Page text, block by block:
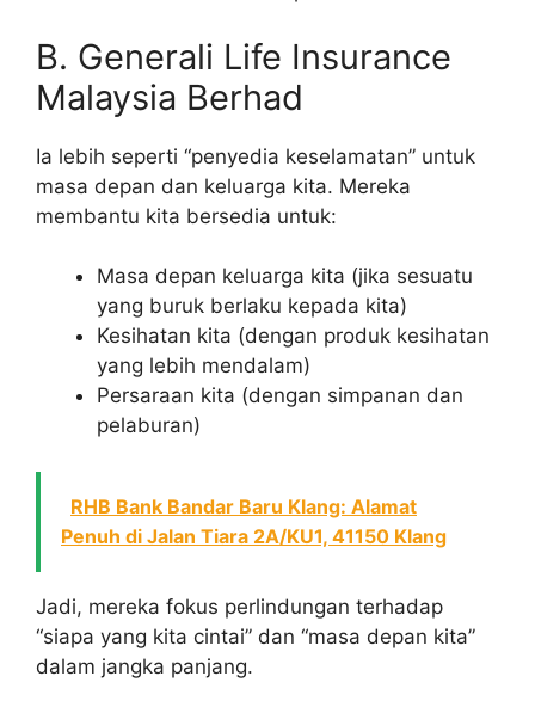
B. Generali Life Insurance
Malaysia Berhad
Ia lebih seperti “penyedia keselamatan” untuk
masa depan dan keluarga kita. Mereka
membantu kita bersedia untuk:
Masa depan keluarga kita (jika sesuatu
yang buruk berlaku kepada kita)
Kesihatan kita (dengan produk kesihatan
yang lebih mendalam)
Persaraan kita (dengan simpanan dan
pelaburan)
RHB Bank Bandar Baru Klang: Alamat
Penuh di Jalan Tiara 2A/KU1, 41150 Klang
Jadi, mereka fokus perlindungan terhadap
“siapa yang kita cintai” dan “masa depan kita”
dalam jangka panjang.